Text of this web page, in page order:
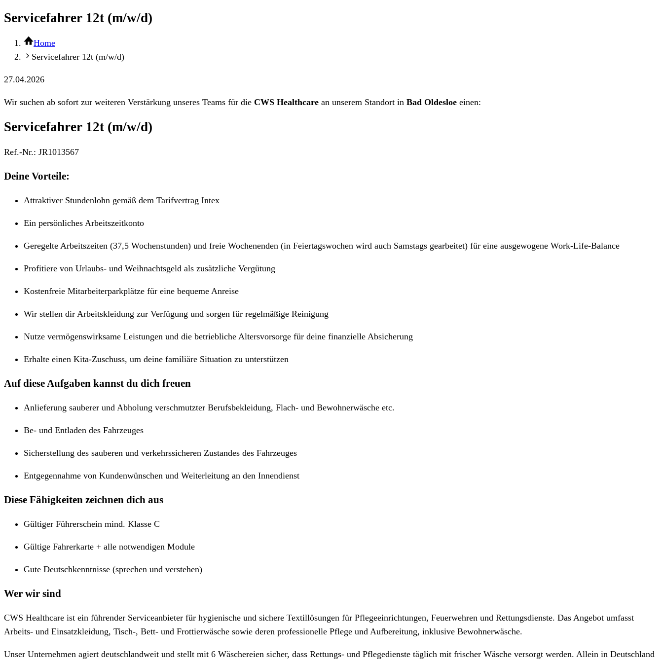
Servicefahrer 12t (m/w/d)
Home
Servicefahrer 12t (m/w/d)
27.04.2026
Wir suchen ab sofort zur weiteren Verstärkung unseres Teams für die CWS Healthcare an unserem Standort in Bad Oldesloe einen:
Servicefahrer 12t (m/w/d)
Ref.-Nr.: JR1013567
Deine Vorteile:
Attraktiver Stundenlohn gemäß dem Tarifvertrag Intex
Ein persönliches Arbeitszeitkonto
Geregelte Arbeitszeiten (37,5 Wochenstunden) und freie Wochenenden (in Feiertagswochen wird auch Samstags gearbeitet) für eine ausgewogene Work-Life-Balance
Profitiere von Urlaubs- und Weihnachtsgeld als zusätzliche Vergütung
Kostenfreie Mitarbeiterparkplätze für eine bequeme Anreise
Wir stellen dir Arbeitskleidung zur Verfügung und sorgen für regelmäßige Reinigung
Nutze vermögenswirksame Leistungen und die betriebliche Altersvorsorge für deine finanzielle Absicherung
Erhalte einen Kita-Zuschuss, um deine familiäre Situation zu unterstützen
Auf diese Aufgaben kannst du dich freuen
Anlieferung sauberer und Abholung verschmutzter Berufsbekleidung, Flach- und Bewohnerwäsche etc.
Be- und Entladen des Fahrzeuges
Sicherstellung des sauberen und verkehrssicheren Zustandes des Fahrzeuges
Entgegennahme von Kundenwünschen und Weiterleitung an den Innendienst
Diese Fähigkeiten zeichnen dich aus
Gültiger Führerschein mind. Klasse C
Gültige Fahrerkarte + alle notwendigen Module
Gute Deutschkenntnisse (sprechen und verstehen)
Wer wir sind
CWS Healthcare ist ein führender Serviceanbieter für hygienische und sichere Textillösungen für Pflegeeinrichtungen, Feuerwehren und Rettungsdienste. Das Angebot umfasst
Arbeits- und Einsatzkleidung, Tisch-, Bett- und Frottierwäsche sowie deren professionelle Pflege und Aufbereitung, inklusive Bewohnerwäsche.
Unser Unternehmen agiert deutschlandweit und stellt mit 6 Wäschereien sicher, dass Rettungs- und Pflegedienste täglich mit frischer Wäsche versorgt werden. Allein in Deutschland